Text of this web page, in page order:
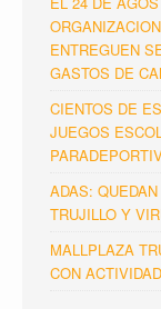
ENTREGUEN
GASTOS DE
CIENTOS DE
JUEGOS
ADAS:
TRUJILLO Y
MALLPLAZA
CON